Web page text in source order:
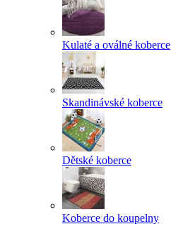
Kulaté a oválné koberce
Skandinávské koberce
Dětské koberce
Koberce do koupelny